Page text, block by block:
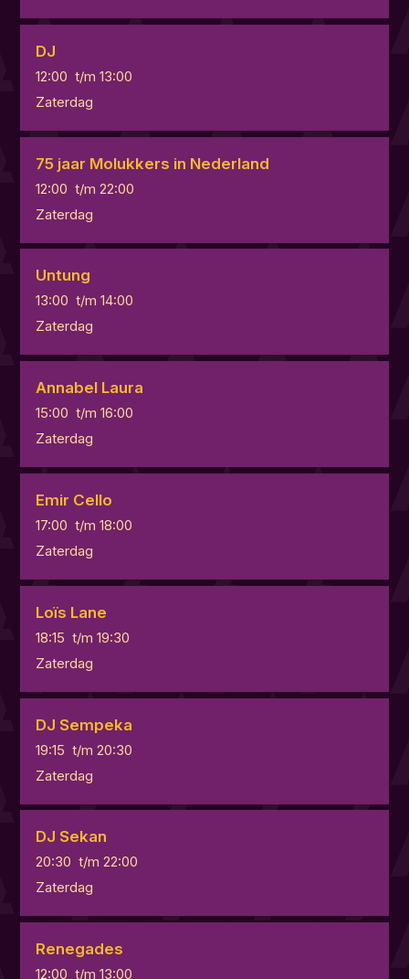
DJ
12:00 t/m13:00
Zaterdag
75 jaar Molukkers in Nederland
12:00 t/m22:00
Zaterdag
Untung
13:00 t/m14:00
Zaterdag
Annabel Laura
15:00 t/m16:00
Zaterdag
Emir Cello
17:00 t/m18:00
Zaterdag
Loïs Lane
18:15 t/m19:30
Zaterdag
DJ Sempeka
19:15 t/m20:30
Zaterdag
DJ Sekan
20:30 t/m22:00
Zaterdag
Renegades
12:00 t/m13:00